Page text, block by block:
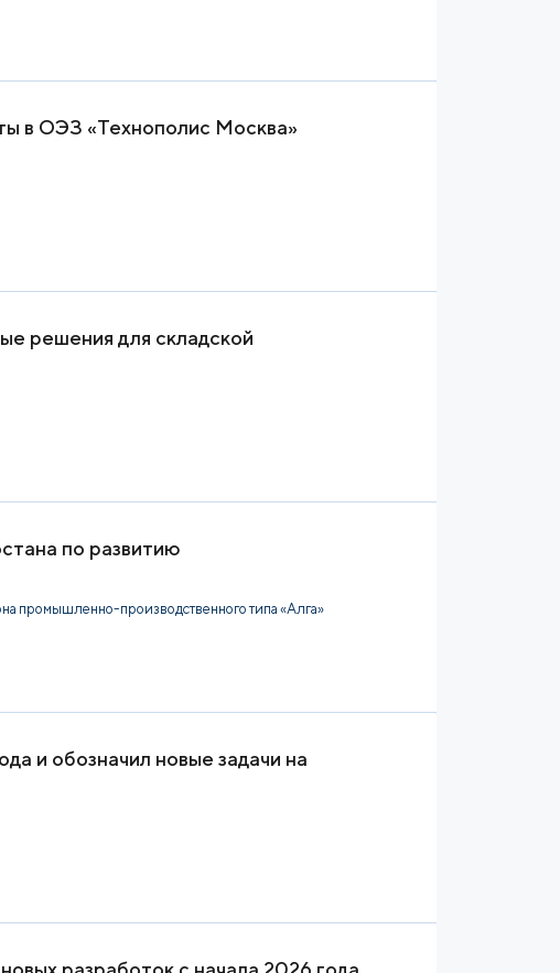
в ОЭЗ «Технополис Москва»
решения для складской
по развитию
промышленно-производственного типа «Алга»
и обозначил новые задачи на